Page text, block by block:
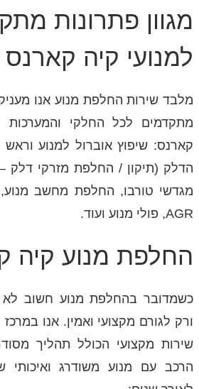
מגוון פתרונות
למנועי קיה קארנס
מלבד שירות החלפת מנוע אנו
מתקדמים לכל החלקי והמערכות
קארנס: שיפוץ אוברול למנוע
הדלק (תיקון / החלפת מזרקי דלק –
מגדשי טורבו, החלפת מחשב מנוע,
AGR, פולי מנוע ועוד.
החלפת מנוע קיה
כשמדובר בהחלפת מנוע חשוב
ורק לגורם מקצועי ואמין. אנו
שירות מקצועי הכולל תהליך
הרכב עם מנוע משודרג